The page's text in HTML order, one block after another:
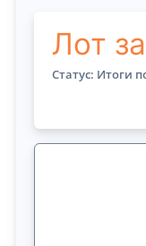
Лот
Статус: Итоги